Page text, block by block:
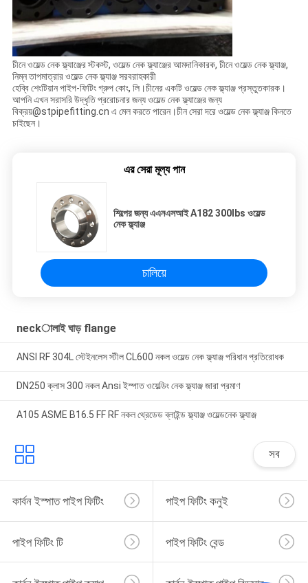
চীনে ওয়েল্ড নেক ফ্ল্যাঞ্জের স্টকস্ট, ওয়েল্ড নেক ফ্ল্যাঞ্জের আমদানিকারক, চীনে ওয়েল্ড নেক ফ্ল্যাঞ্জ,
নিম্ন তাপমাত্রার ওয়েল্ড নেক ফ্ল্যাঞ্জ সরবরাহকারী
হেব্বি শেংটিয়ান পাইপ-ফিটিং গ্রুপ কোং, লি।চীনের একটি ওয়েল্ড নেক ফ্ল্যাঞ্জ প্রস্তুতকারক।
আপনি এখন সরাসরি উদ্ধৃতি প্ররোচনার জন্য ওয়েল্ড নেক ফ্ল্যাঞ্জের জন্য
বিক্রয়@stpipefitting.cn এ মেল করতে পারেন।চীন সেরা দরে ​​ওয়েল্ড নেক ফ্ল্যাঞ্জ কিনতে
চাইছেন।
এর সেরা মূল্য পান
শিল্পের জন্য এএনএসআই A182 300lbs ওয়েল্ড
নেক ফ্ল্যাঞ্জ
চালিয়ে
neckালাই ঘাড় flange
ANSI RF 304L স্টেইনলেস স্টীল CL600 নকল ওয়েল্ড নেক ফ্ল্যাঞ্জ পরিধান প্রতিরোধক
DN250 ক্লাস 300 নকল Ansi ইস্পাত ওয়েল্ডিং নেক ফ্ল্যাঞ্জ জারা প্রমাণ
A105 ASME B16.5 FF RF নকল থ্রেডেড ব্লাইন্ড ফ্ল্যাঞ্জ ওয়েল্ডনেক ফ্ল্যাঞ্জ
সব
কার্বন ইস্পাত পাইপ ফিটিং পাইপ ফিটিং কনুই
পাইপ ফিটিং টি পাইপ ফিটিং বেন্ড